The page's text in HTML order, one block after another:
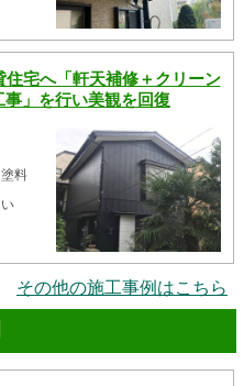
宅へ「軒天補修＋クリーン
」を行い美観を回復
料
その他の施工事例はこちら